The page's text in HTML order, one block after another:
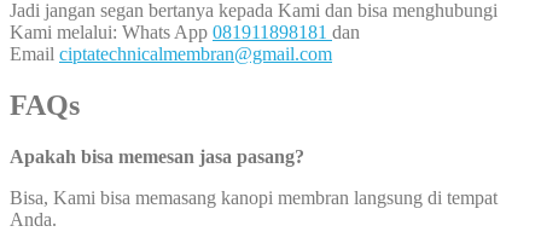
Jadi jangan segan bertanya kepada Kami dan bisa menghubungi
Kami melalui: Whats App 081911898181 dan
Email ciptatechnicalmembran@gmail.com
FAQs
Apakah bisa memesan jasa pasang?
Bisa, Kami bisa memasang kanopi membran langsung di tempat
Anda.